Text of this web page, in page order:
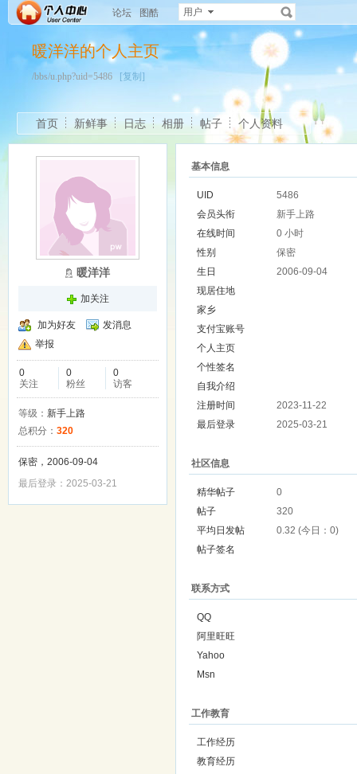
论坛 图酷 用户
暖洋洋的个人主页
/bbs/u.php?uid=5486 [复制]
首页 新鲜事 日志 相册 帖子 个人资料
暖洋洋
加关注
加为好友
发消息
举报
0
关注
0
粉丝
0
访客
等级： 新手上路
总积分： 320
保密，2006-09-04
最后登录：2025-03-21
基本信息
UID
5486
会员头衔
新手上路
在线时间
0 小时
性别
保密
生日
2006-09-04
现居住地
家乡
支付宝账号
个人主页
个性签名
自我介绍
注册时间
2023-11-22
最后登录
2025-03-21
社区信息
精华帖子
0
帖子
320
平均日发帖
0.32 (今日：0)
帖子签名
联系方式
QQ
阿里旺旺
Yahoo
Msn
工作教育
工作经历
教育经历